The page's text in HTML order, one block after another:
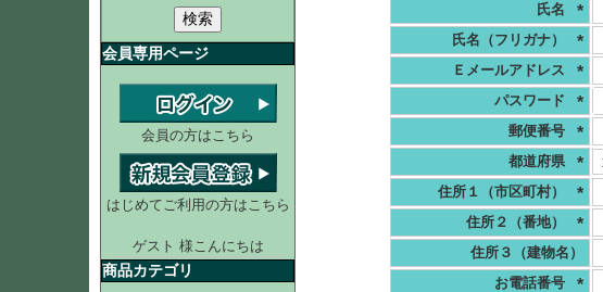
検索
会員専用ページ
会員の方はこちら
はじめてご利用の方はこちら
ゲスト 様こんにちは
商品カテゴリ
氏名
(必
須)
氏名（フリガナ）
(必
須)
Ｅメールアドレス
(必
須)
パスワード
(必
須)
郵便番号
(必
須)
都道府県
(必
須)
住所１（市区町村）
(必
須)
住所２（番地）
(必
須)
住所３（建物名）
お電話番号